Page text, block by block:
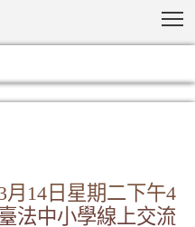
月14日星期二下午4
法中小學線上交流